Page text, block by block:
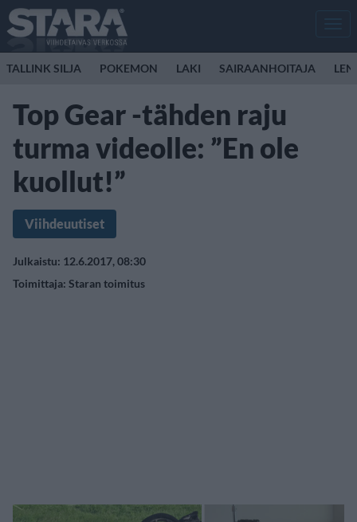
TALLINK SILJA POKEMON LAKI SAIRAANHOITAJA
Top Gear -tähden raju
turma videolle: ”En ole
kuollut!”
Viihdeuutiset
Julkaistu: 12.6.2017, 08:30
Toimittaja: Staran toimitus